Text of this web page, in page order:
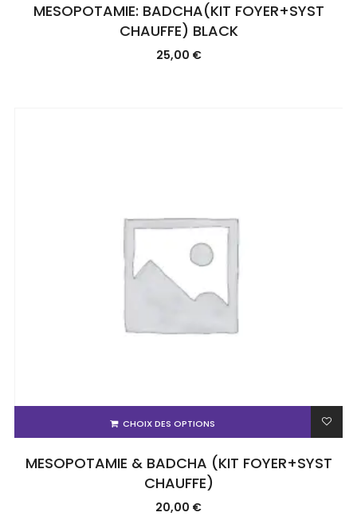
MESOPOTAMIE: BADCHA(KIT FOYER+SYST
CHAUFFE) BLACK
25,00 €
CHOIX DES OPTIONS
MESOPOTAMIE & BADCHA (KIT FOYER+SYST
CHAUFFE)
20,00 €